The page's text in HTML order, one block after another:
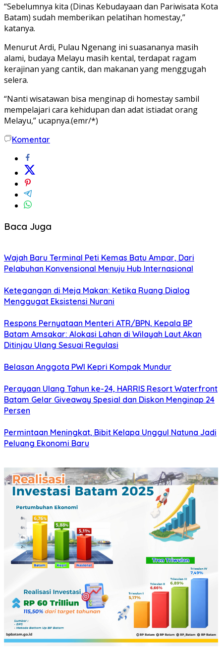
“Sebelumnya kita (Dinas Kebudayaan dan Pariwisata Kota
Batam) sudah memberikan pelatihan homestay,”
katanya.
Menurut Ardi, Pulau Ngenang ini suasananya masih
alami, budaya Melayu masih kental, terdapat ragam
kerajinan yang cantik, dan makanan yang menggugah
selera.
“Nanti wisatawan bisa menginap di homestay sambil
mempelajari cara kehidupan dan adat istiadat orang
Melayu,” ucapnya.(emr/*)
Komentar
Baca Juga
Wajah Baru Terminal Peti Kemas Batu Ampar, Dari
Pelabuhan Konvensional Menuju Hub Internasional
Ketegangan di Meja Makan: Ketika Ruang Dialog
Menggugat Eksistensi Nurani
Respons Pernyataan Menteri ATR/BPN, Kepala BP
Batam Amsakar: Alokasi Lahan di Wilayah Laut Akan
Ditinjau Ulang Sesuai Regulasi
Belasan Anggota PWI Kepri Kompak Mundur
Perayaan Ulang Tahun ke-24, HARRIS Resort Waterfront
Batam Gelar Giveaway Spesial dan Diskon Menginap 24
Persen
Permintaan Meningkat, Bibit Kelapa Unggul Natuna Jadi
Peluang Ekonomi Baru